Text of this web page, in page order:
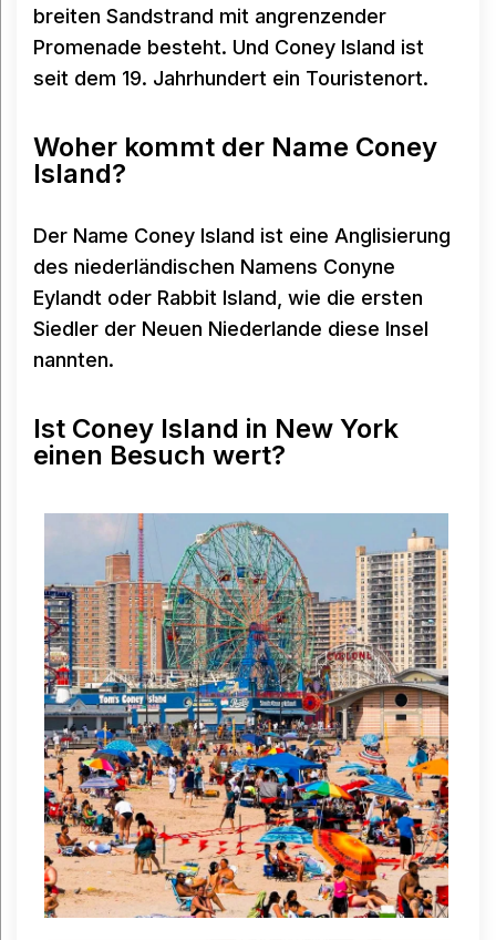
breiten Sandstrand mit angrenzender
Promenade besteht. Und Coney Island ist
seit dem 19. Jahrhundert ein Touristenort.
Woher kommt der Name Coney
Island?
Der Name Coney Island ist eine Anglisierung
des niederländischen Namens Conyne
Eylandt oder Rabbit Island, wie die ersten
Siedler der Neuen Niederlande diese Insel
nannten.
Ist Coney Island in New York
einen Besuch wert?